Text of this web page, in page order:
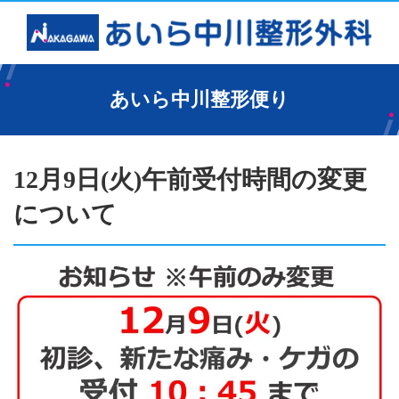
あいら中川整形便り
12月9日(火)午前受付時間の変更
について